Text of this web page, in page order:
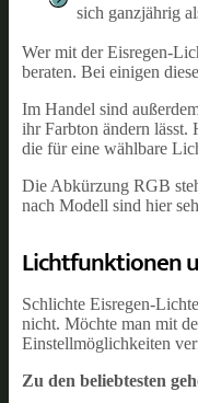
sich ganzjährig
Wer mit der Eisregen-
beraten. Bei einigen
Im Handel sind
ihr Farbton ändern lässt.
die für eine wählbare
Die Abkürzung RGB
nach Modell sind hier
Lichtfunktionen
Schlichte Eisregen-
nicht. Möchte man mit
Einstellmöglichkeiten
Zu den beliebtesten